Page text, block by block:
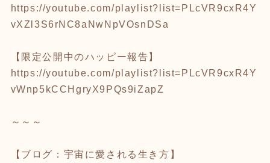
https://youtube.com/playlist?list=PLcVR9cxR4Y
vXZl3S6rNC8aNwNpVOsnDSa
【限定公開中のハッピー報告】
https://youtube.com/playlist?list=PLcVR9cxR4Y
vWnp5kCCHgryX9PQs9iZapZ
～～～
【ブログ：宇宙に愛される生き方】